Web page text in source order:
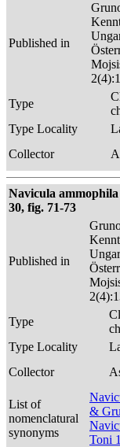
Published in
Type
Type Locality
Collector
Navicula
30, fig. 71-73
Published in
Type
Type Locality
Collector
List of
nomenclatural
synonyms
&
Toni